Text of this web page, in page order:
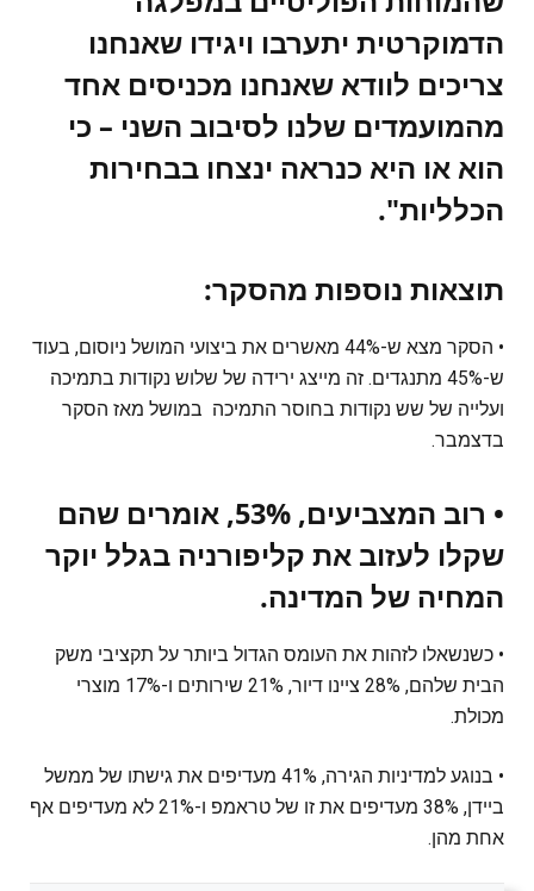
הדמוקרטית יתערבו ויגידו שאנחנו
צריכים לוודא שאנחנו מכניסים אחד
מהמועמדים שלנו לסיבוב השני – כי
הוא או היא כנראה ינצחו בבחירות
הכלליות".
תוצאות נוספות מהסקר:
• הסקר מצא ש-44% מאשרים את ביצועי המושל ניוסום, בעוד
ש-45% מתנגדים. זה מייצג ירידה של שלוש נקודות בתמיכה
ועלייה של שש נקודות בחוסר התמיכה במושל מאז הסקר
בדצמבר.
• רוב המצביעים, 53%, אומרים שהם
שקלו לעזוב את קליפורניה בגלל יוקר
המחיה של המדינה.
• כשנשאלו לזהות את העומס הגדול ביותר על תקציבי משק
הבית שלהם, 28% ציינו דיור, 21% שירותים ו-17% מוצרי
מכולת.
• בנוגע למדיניות הגירה, 41% מעדיפים את גישתו של ממשל
ביידן, 38% מעדיפים את זו של טראמפ ו-21% לא מעדיפים אף
אחת מהן.